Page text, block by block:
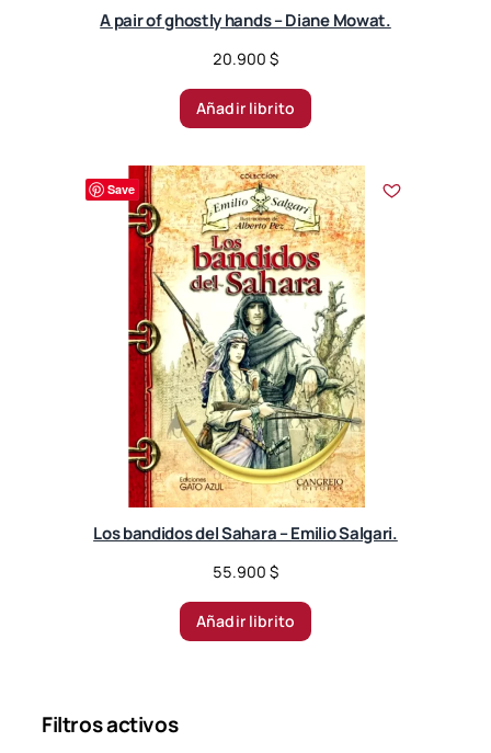
A pair of ghostly hands – Diane Mowat.
20.900 $
Añadir librito
Save
Los bandidos del Sahara – Emilio Salgari.
55.900 $
Añadir librito
Filtros activos